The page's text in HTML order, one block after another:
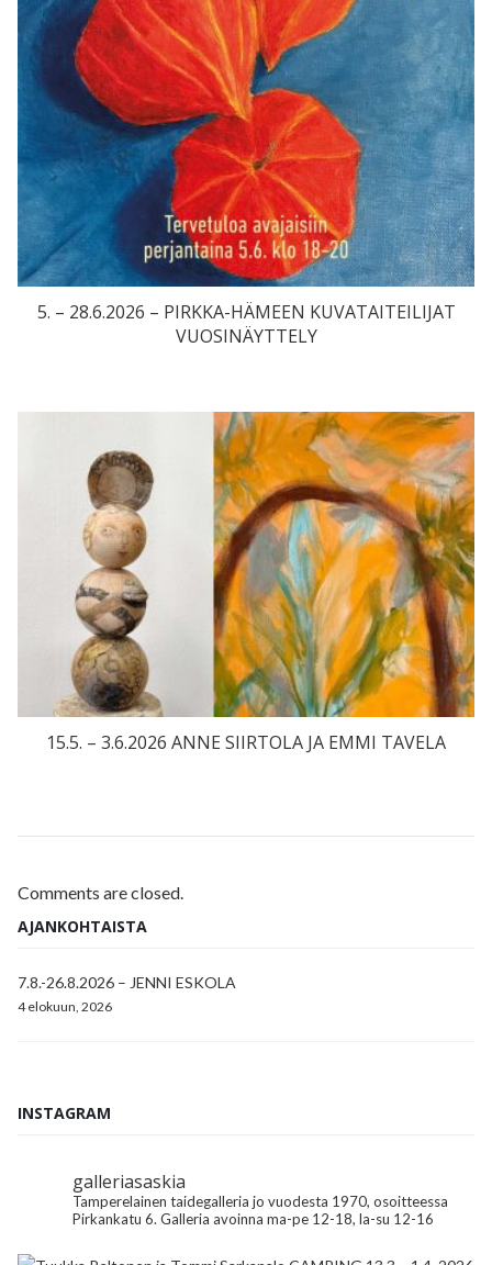
5. – 28.6.2026 – PIRKKA-HÄMEEN KUVATAITEILIJAT
VUOSINÄYTTELY
15.5. – 3.6.2026 ANNE SIIRTOLA JA EMMI TAVELA
Comments are closed.
AJANKOHTAISTA
7.8.-26.8.2026 – JENNI ESKOLA
4 elokuun, 2026
INSTAGRAM
galleriasaskia
Tamperelainen taidegalleria jo vuodesta 1970, osoitteessa
Pirkankatu 6. Galleria avoinna ma-pe 12-18, la-su 12-16